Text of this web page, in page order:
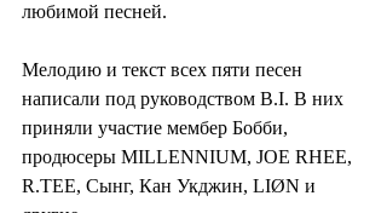
любимой песней.
Мелодию и текст всех пяти песен
написали под руководством B.I. В них
приняли участие мембер Бобби,
продюсеры MILLENNIUM, JOE RHEE,
R.TEE, Сынг, Кан Укджин, LIØN и